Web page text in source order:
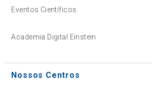
Eventos Científicos
Academia Digital Einstein
Nossos Centros